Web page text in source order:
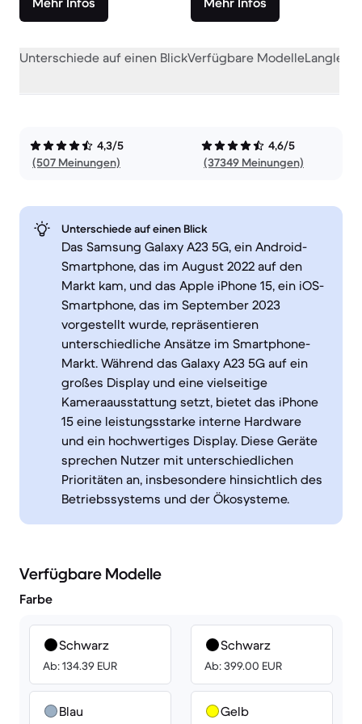
Unterschiede auf einen BlickVerfügbare Modelle
4,3/5
(507 Meinungen)
4,6/5
(37349 Meinungen)
Unterschiede auf einen Blick
Das Samsung Galaxy A23 5G, ein Android-
Smartphone, das im August 2022 auf den
Markt kam, und das Apple iPhone 15, ein iOS-
Smartphone, das im September 2023
vorgestellt wurde, repräsentieren
unterschiedliche Ansätze im Smartphone-
Markt. Während das Galaxy A23 5G auf ein
großes Display und eine vielseitige
Kameraausstattung setzt, bietet das iPhone
15 eine leistungsstarke interne Hardware
und ein hochwertiges Display. Diese Geräte
sprechen Nutzer mit unterschiedlichen
Prioritäten an, insbesondere hinsichtlich des
Betriebssystems und der Ökosysteme.
Verfügbare Modelle
Farbe
Schwarz
Ab: 134.39 EUR
Blau
Schwarz
Ab: 399.00 EUR
Gelb